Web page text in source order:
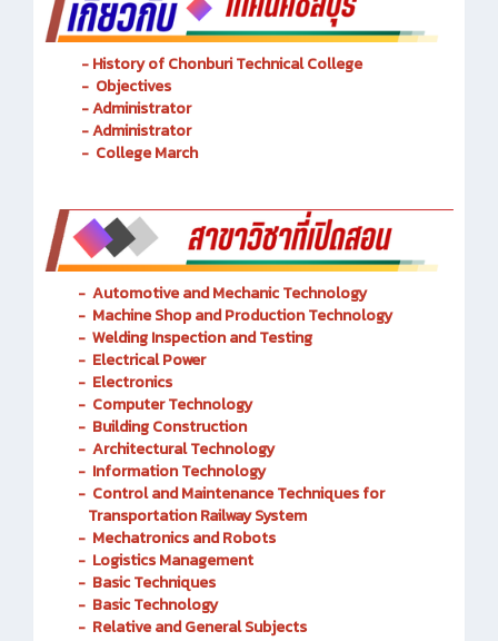
- History of Chonburi Technical College
- Objectives
- Administrator
- Administrator
- College March
- Automotive and MechanicTechnology
- Machine Shop and Production Technology
- Welding Inspection and Testing
- Electrical Power
- Electronics
- Computer Technology
- Building Construction
- Architectural Technology
- Information Technology
- Control and Maintenance Techniques for
Transportation Railway System
- Mechatronics and Robots
- Logistics Management
- Basic Techniques
- Basic Technology
- Relative and General Subjects